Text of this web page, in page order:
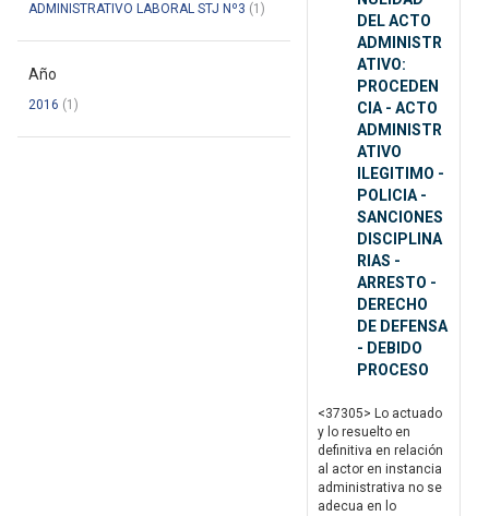
ADMINISTRATIVO LABORAL STJ Nº3 (1)
Año
2016 (1)
DEL ACTO
ADMINISTR
ATIVO:
PROCEDEN
CIA - ACTO
ADMINISTR
ATIVO
ILEGITIMO -
POLICIA -
SANCIONES
DISCIPLINA
RIAS -
ARRESTO -
DERECHO
DE DEFENSA
- DEBIDO
PROCESO
<37305> Lo actuado
y lo resuelto en
definitiva en relación
al actor en instancia
administrativa no se
adecua en lo